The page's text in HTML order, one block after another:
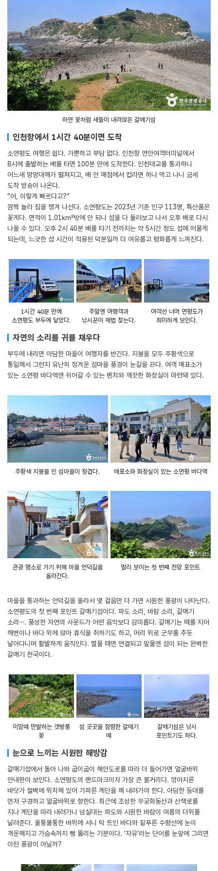
하얀 꽃처럼 새들이 내려앉은 갈매기섬
인천항에서 1시간 40분이면 도착
소연평도 여행은 쉽다. 가뿐하고 부담 없다. 인천항 연안여객터미널에서
8시에 출발하는 배를 타면 100분 만에 도착한다. 인천대교를 통과하니
어느새 망망대해가 펼쳐지고, 배 안 매점에서 컵라면 하나 먹고 나니 금세
도착 방송이 나온다.
“어, 이렇게 빠르다고?”
깜짝 놀라 짐을 챙겨 나선다. 소연평도는 2023년 기준 인구 113명, 특산품은
꽃게다. 면적이 1.01㎢밖에 안 되니 섬을 다 둘러보고 나서 오후 배로 다시
나올 수 있다. 오후 2시 40분 배를 타기 전까지는 약 5시간 정도 섬에 머물게
되는데, 느긋한 섬 시간이 적용된 덕분일까 더 여유롭고 평화롭게 느껴진다.
1시간 40분 만에
소연평도 부두에 닿았다.
주말엔 여행객과
낚시꾼이 제법 찾는다.
여객선 너머 연평도가
희미하게 보인다.
자연의 소리를 귀를 채우다
부두에 내리면 아담한 마을이 여행자를 반긴다. 지붕을 모두 주황색으로
통일해서 그런지 유난히 정겨운 섬마을 풍경이 눈길을 끈다. 여객 매표소가
있는 소연평 바다역엔 쉬어갈 수 있는 벤치와 깨끗한 화장실이 마련돼 있다.
주황색 지붕을 인 섬마을이 정겹다. 매표소와 화장실이 있는 소연평 바다역
관광 명소로 가기 위해 마을 언덕길을
올라간다.
멀리 보이는 첫 번째 전망 포인트
마을을 통과하는 언덕길을 올라서 몇 걸음만 더 가면 시원한 풍광이 나타난다.
소연평도의 첫 번째 포인트 갈매기섬이다. 파도 소리, 바람 소리, 갈매기
소리…. 풍성한 자연의 사운드가 어떤 음악보다 감미롭다. 갈매기는 떼를 지어
해변이나 바다 위에 앉아 휴식을 취하기도 하고, 머리 위로 군무를 추듯
날아다니며 활발하게 움직인다. 썰물 때면 연결되고 밀물엔 섬이 되는 완벽한
갈매기 천국이다.
이맘때 만발하는 갯방풍
꽃
섬 곳곳을 점령한 갈매기
떼
갈매기섬은 낚시
포인트기도 하다.
눈으로 느끼는 시원한 해방감
갈매기섬에서 돌아 나와 굽이굽이 해안도로를 따라 더 들어가면 얼굴바위
안내판이 보인다. 소연평도의 랜드마크이자 가장 큰 볼거리다. 깎아지른
바닷가 절벽에 위치해 있어 가파른 계단을 꽤 내려가야 한다. 아담한 등대를
먼저 구경하고 얼굴바위로 향한다. 최근에 조성한 무궁화동산과 산책로를
지나 계단을 따라 내려가니 넘실대는 파도와 시원한 바람이 여름의 더위를
날려준다. 울퉁불퉁한 바위에 서니 탁 트인 바다와 짙푸른 수평선에 눈이
개운해지고 가슴속까지 뻥 뚫리는 기분이다. ‘자유’라는 단어를 눈앞에 그리면
이런 풍광이 아닐까?